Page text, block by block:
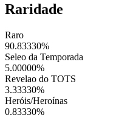
Raridade
Raro
90.83330%
Seleo da Temporada
5.00000%
Revelao do TOTS
3.33330%
Heróis/Heroínas
0.83330%